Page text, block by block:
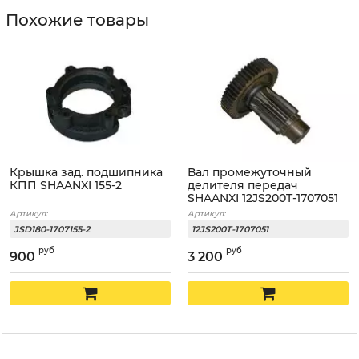
Похожие товары
Крышка зад. подшипника
КПП SHAANXI 155-2
Артикул:
JSD180-1707155-2
900 руб
Вал промежуточный
делителя передач
SHAANXI 12JS200T-1707051
Артикул:
12JS200T-1707051
3 200 руб